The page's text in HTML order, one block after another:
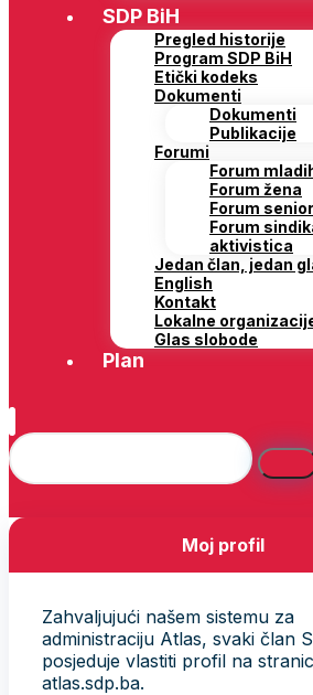
SDP BiH
Pregled historije
Program SDP BiH
Etički kodeks
Dokumenti
Dokumenti
Publikacije
Forumi
Forum
Forum žena
Forum
Forum
aktivistica
Jedan član, jedan
English
Kontakt
Lokalne
Glas slobode
Plan
Moj profil
Zahvaljujući našem sistemu za
administraciju Atlas, svaki član
posjeduje vlastiti profil na
atlas.sdp.ba.